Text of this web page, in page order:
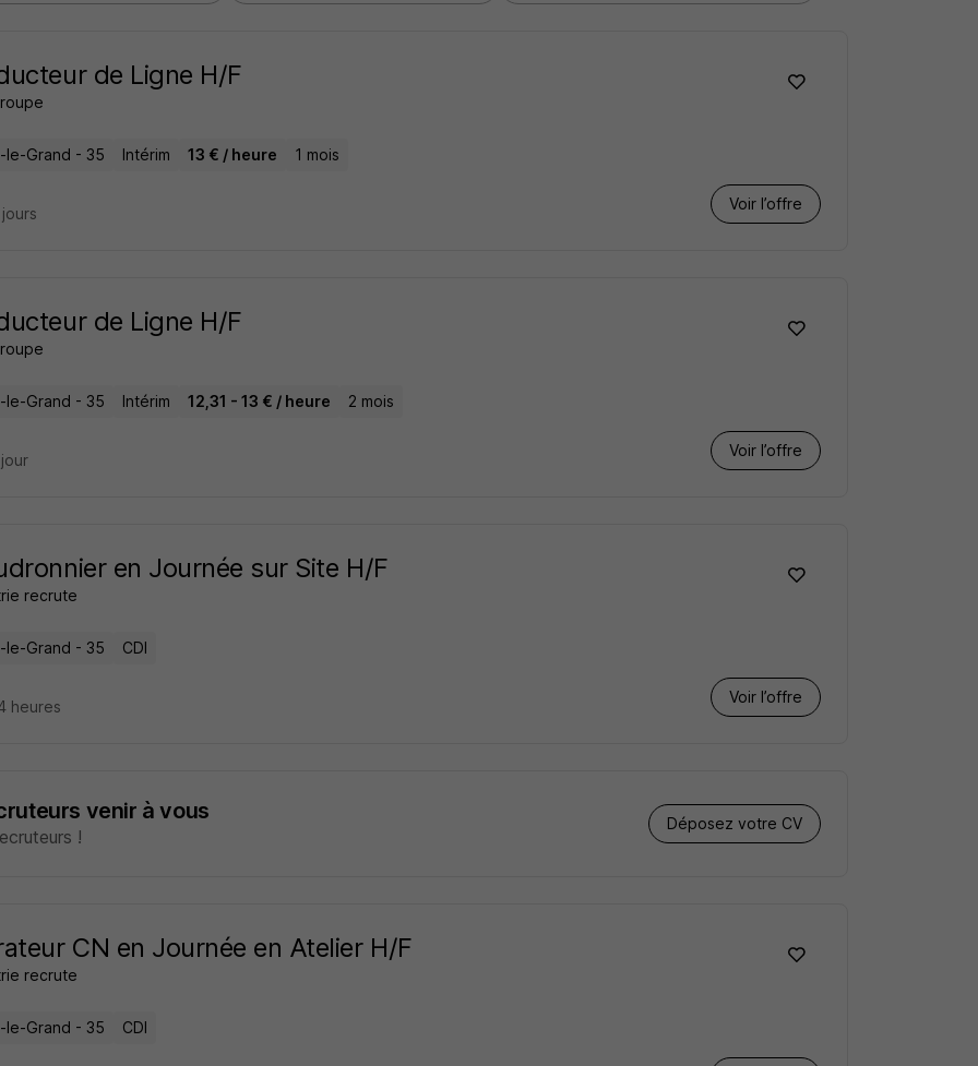
de Ligne H/F
le-Grand - 35 Intérim 13 € / heure 1 mois
Voir l’offre
de Ligne H/F
le-Grand - 35 Intérim 12,31 - 13 € / heure 2 mois
Voir l’offre
en Journée sur Site H/F
recrute
le-Grand - 35 CDI
Voir l’offre
heures
venir à vous
!
Déposez votre CV
CN en Journée en Atelier H/F
recrute
le-Grand - 35 CDI